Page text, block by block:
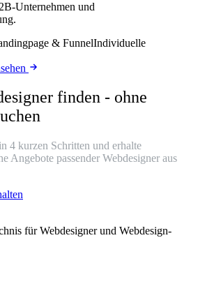
Unternehmen und
& FunnelIndividuelle
finden - ohne
4 kurzen Schritten und erhalte
Angebote passender Webdesigner aus
für Webdesigner und Webdesign-